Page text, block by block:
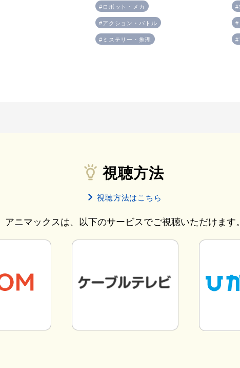
#ロボット・メカ
#アクション・バトル
#ミステリー・推理
#
#
視聴方法
視聴方法はこちら
アニマックスは、以下のサービスでご視聴いただけます